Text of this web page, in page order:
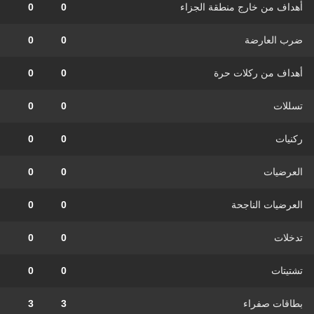
أهداف من خارج منطقة الجزاء 0
0
ضرب العارضة 0
0
أهداف من ركلات حرة 0
0
تسللات 0
0
ركنيات 0
0
العرضيات 0
0
العرضيات الناجحة 0
0
تدخلات 0
0
تشتيتات 0
0
بطاقات صفراء 3
3